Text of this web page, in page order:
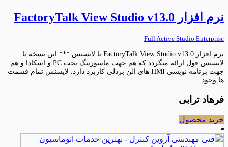
نرم افزار FactoryTalk View Studio v13.0
Full Active Studio Enterprise
نرم افزار FactoryTalk View Studio v13.0 با لایسنس *** این نسخه با
لایسنس فول ارائه میگردد که هم جهت مانیتورینگ تحت PC و اسکادا و هم
جهت برنامه نویسی HMI های الن بردلی کاربرد دارد. لایسنس تمام قسمت
ها وجود...
فرهاد ترابی
خرید محصول